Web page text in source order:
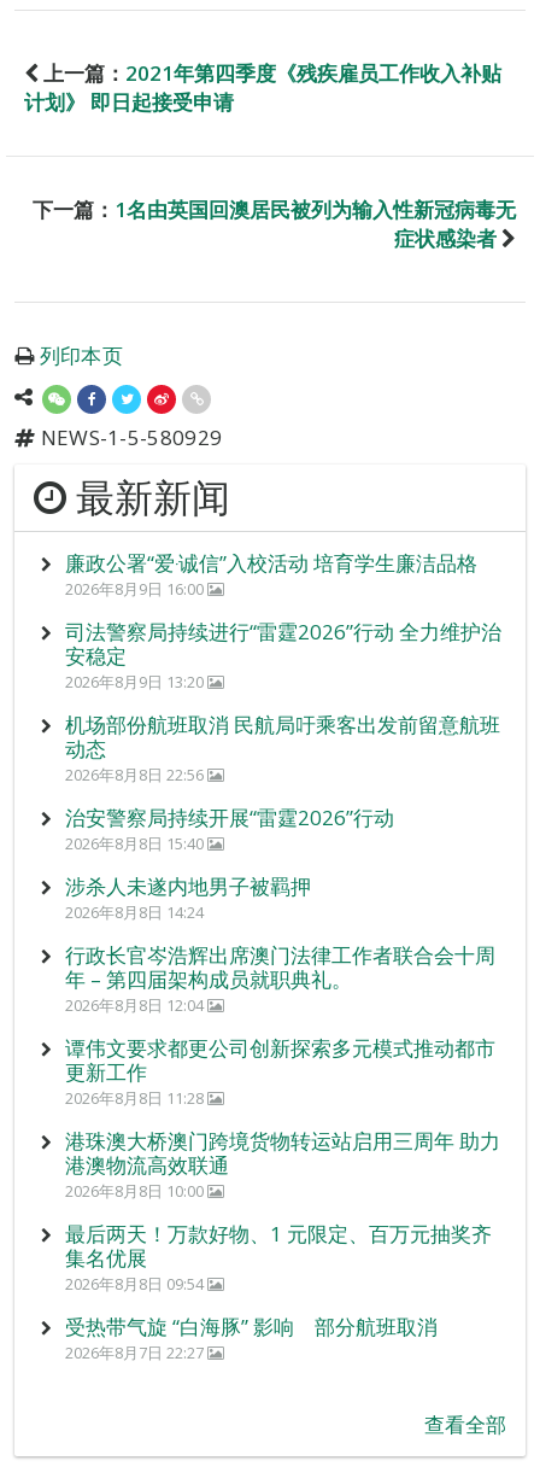
上一篇： 2021年第四季度《残疾雇员工作收入补贴
计划》 即日起接受申请
下一篇： 1名由英国回澳居民被列为输入性新冠病毒无
症状感染者
列印本页
NEWS-1-5-580929
最新新闻
廉政公署“爱‧诚信”入校活动 培育学生廉洁品格
2026年8月9日 16:00
司法警察局持续进行“雷霆2026”行动 全力维护治
安稳定
2026年8月9日 13:20
机场部份航班取消 民航局吁乘客出发前留意航班
动态
2026年8月8日 22:56
治安警察局持续开展“雷霆2026”行动
2026年8月8日 15:40
涉杀人未遂内地男子被羁押
2026年8月8日 14:24
行政长官岑浩辉出席澳门法律工作者联合会十周
年 – 第四届架构成员就职典礼。
2026年8月8日 12:04
谭伟文要求都更公司创新探索多元模式推动都市
更新工作
2026年8月8日 11:28
港珠澳大桥澳门跨境货物转运站启用三周年 助力
港澳物流高效联通
2026年8月8日 10:00
最后两天！万款好物、1 元限定、百万元抽奖齐
集名优展
2026年8月8日 09:54
受热带气旋 “白海豚” 影响 部分航班取消
2026年8月7日 22:27
查看全部